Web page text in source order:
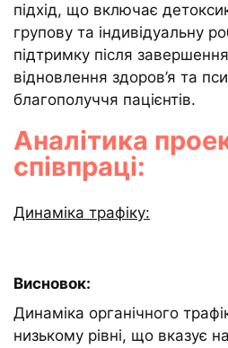
підхід, що включає
групову та індивідуальну
підтримку після
відновлення здоров’я та
благополуччя пацієнтів.
Аналітика
співпраці:
Динаміка трафіку:
Висновок:
Динаміка органічного
низькому рівні, що вказує